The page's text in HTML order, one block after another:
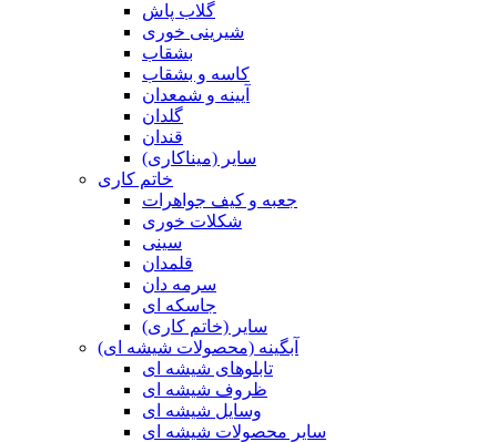
گلاب پاش
شیرینی خوری
بشقاب
کاسه و بشقاب
آیینه و شمعدان
گلدان
قندان
سایر (میناکاری)
خاتم کاری
جعبه و کیف جواهرات
شکلات خوری
سینی
قلمدان
سرمه دان
جاسکه ای
سایر (خاتم کاری)
آبگینه (محصولات شیشه ای)
تابلوهای شیشه ای
ظروف شیشه ای
وسایل شیشه ای
سایر محصولات شیشه ای